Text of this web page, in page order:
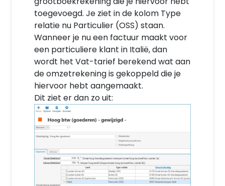
toegevoegd. Je ziet in de kolom Type
relatie nu Particulier (OSS) staan.
Wanneer je nu een factuur maakt voor
een particuliere klant in Italië, dan
wordt het Vat-tarief berekend wat aan
de omzetrekening is gekoppeld die je
hiervoor hebt aangemaakt.
Dit ziet er dan zo uit: